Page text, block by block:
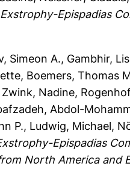
Epispadias
Simeon A., Gambhir,
, Boemers, Thomas
Zwink, Nadine,
Abdol-
P., Ludwig, Michael,
Epispadias
North America and